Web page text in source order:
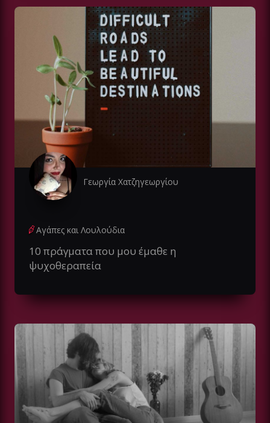
Γεωργία Χατζηγεωργίου
Αγάπες και Λουλούδια
10 πράγματα που μου έμαθε η
ψυχοθεραπεία